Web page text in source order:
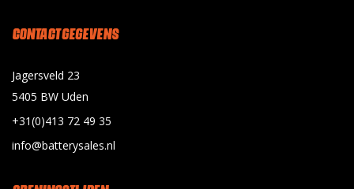
CONTACT GEGEVENS
Jagersveld 23
5405 BW Uden
+31(0)413 72 49 35
info@batterysales.nl